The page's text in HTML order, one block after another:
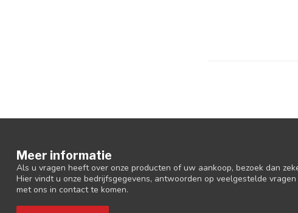
Meer informatie
Als u vragen heeft over onze producten of uw aankoop, bezoek dan
Hier vindt u onze bedrijfsgegevens, antwoorden op veelgestelde
met ons in contact te komen.